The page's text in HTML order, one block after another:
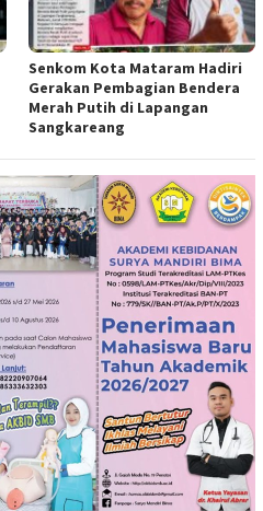
Senkom Kota Mataram Hadiri
Gerakan Pembagian Bendera
Merah Putih di Lapangan
Sangkareang